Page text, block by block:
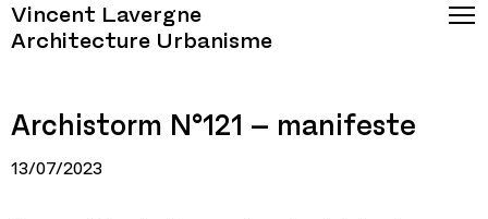
Vincent Lavergne
Architecture Urbanisme
Archistorm N°121 – manifeste
13/07/2023